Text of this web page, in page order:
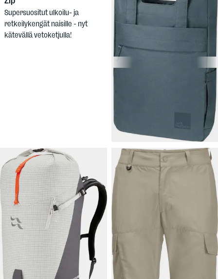
Supersuositut ulkoilu- ja
retkeilykengät naisille - nyt
kätevällä vetoketjulla!
34,90 €
olkahihnoilla, voit kantaa myös
reppuna.